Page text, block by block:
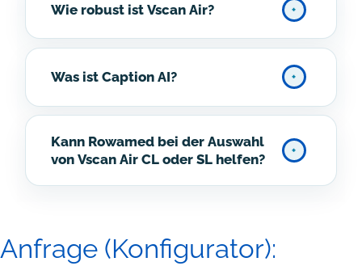
Wie robust ist Vscan Air?
Was ist Caption AI?
Kann Rowamed bei der Auswahl
von Vscan Air CL oder SL helfen?
Anfrage (Konfigurator):